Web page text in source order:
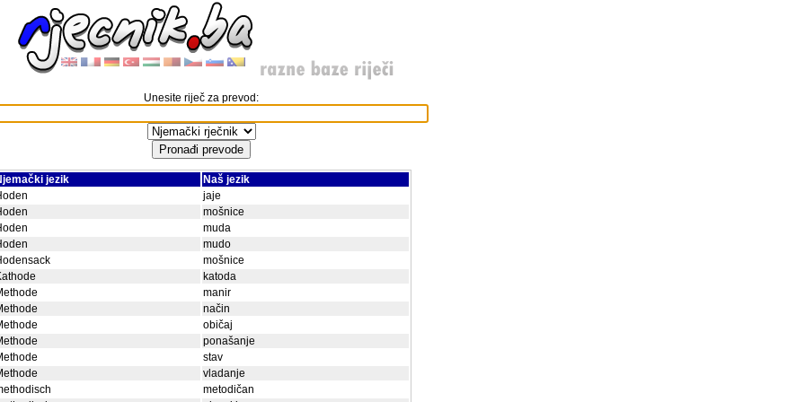
Unesite riječ za prevod:
jezik
Naš jezik
jaje
mošnice
muda
mudo
mošnice
katoda
manir
način
običaj
ponašanje
stav
vladanje
metodičan